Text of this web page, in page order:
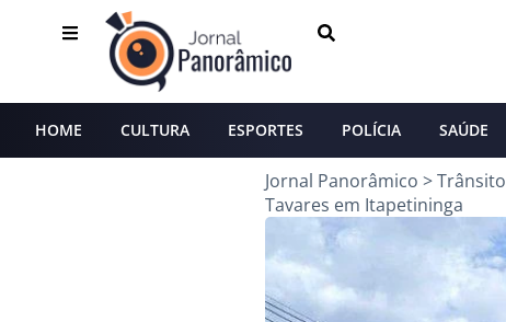
HOME CULTURA ESPORTES POLÍCIA SAÚDE
Jornal Panorâmico >Trânsito
Tavares em Itapetininga